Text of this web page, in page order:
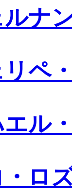
ルナ
リペ
エル
・ロ